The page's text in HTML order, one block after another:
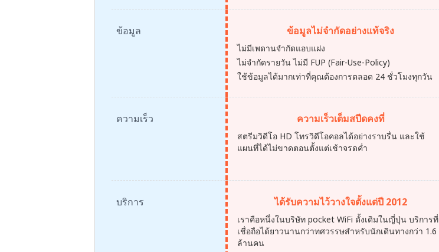
ข้อมูล ข้อมูลไม่จำกัดอย่างแท้จริง
ไม่มีเพดานจำกัดแอบแฝง
ไม่จำกัดรายวัน ไม่มี FUP (Fair-Use-Policy)
ใช้ข้อมูลได้มากเท่าที่คุณต้องการตลอด 24 ชั่วโมงทุกวัน
ความเร็ว ความเร็วเต็มสปีดคงที่
สตรีมวิดีโอ HD โทรวิดีโอคอลได้อย่างราบรื่น และใช้
แผนที่ได้ไม่ขาดตอนตั้งแต่เช้าจรดค่ำ
บริการ ได้รับความไว้วางใจตั้งแต่ปี 2012
เราคือหนึ่งในบริษัท pocket WiFi ดั้งเดิมในญี่ปุ่น บริการที่
เชื่อถือได้ยาวนานกว่าทศวรรษสำหรับนักเดินทางกว่า 1.6
ล้านคน